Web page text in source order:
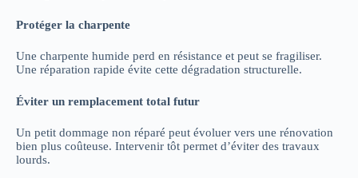
Protéger la charpente
Une charpente humide perd en résistance et peut se fragiliser.
Une réparation rapide évite cette dégradation structurelle.
Éviter un remplacement total futur
Un petit dommage non réparé peut évoluer vers une rénovation
bien plus coûteuse. Intervenir tôt permet d’éviter des travaux
lourds.